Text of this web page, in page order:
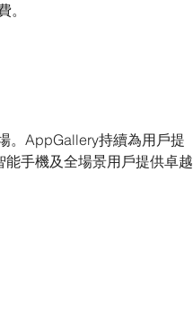
。
。AppGallery持續為用戶提
手機及全場景用戶提供卓越